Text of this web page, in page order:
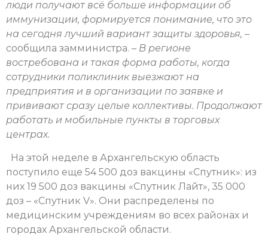
люди получают всё больше информации об
иммунизации, формируется понимание, что это
на сегодня лучший вариант защиты здоровья, –
сообщила замминистра. – В регионе
востребована и такая форма работы, когда
сотрудники поликлиник выезжают на
предприятия и в организации по заявке и
прививают сразу целые коллективы. Продолжают
работать и мобильные пункты в торговых
центрах.
На этой неделе в Архангельскую область
поступило еще 54 500 доз вакцины «Спутник»: из
них 19 500 доз вакцины «Спутник Лайт», 35 000
доз – «Спутник V». Они распределены по
медицинским учреждениям во всех районах и
городах Архангельской области.